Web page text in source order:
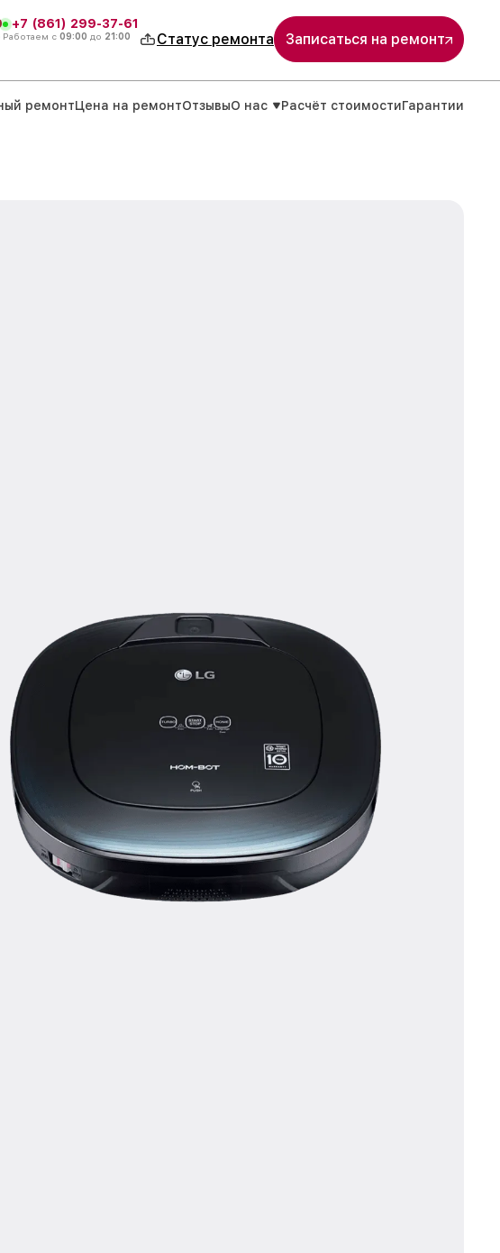
+7 (861) 299-37-61
Работаем с 09:00 до 21:00 Статус ремонта Записаться на ремонт
ремонтЦена на ремонтОтзывыО нас Расчёт стоимостиГарантии